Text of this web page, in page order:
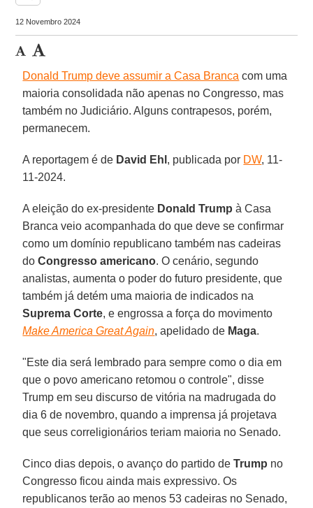
12 Novembro 2024
Donald Trump deve assumir a Casa Branca com uma
maioria consolidada não apenas no Congresso, mas
também no Judiciário. Alguns contrapesos, porém,
permanecem.
A reportagem é de David Ehl , publicada por DW, 11-
11-2024.
A eleição do ex-presidente Donald Trump à Casa
Branca veio acompanhada do que deve se confirmar
como um domínio republicano também nas cadeiras
doCongresso americano. O cenário, segundo
analistas, aumenta o poder do futuro presidente, que
também já detém uma maioria de indicados na
Suprema Corte, e engrossa a força do movimento
Make America Great Again, apelidado de Maga.
"Este dia será lembrado para sempre como o dia em
que o povo americano retomou o controle", disse
Trump em seu discurso de vitória na madrugada do
dia 6 de novembro, quando a imprensa já projetava
que seus correligionários teriam maioria no Senado.
Cinco dias depois, o avanço do partido deTrump no
Congresso ficou ainda mais expressivo. Os
republicanos terão ao menos 53 cadeiras no Senado,